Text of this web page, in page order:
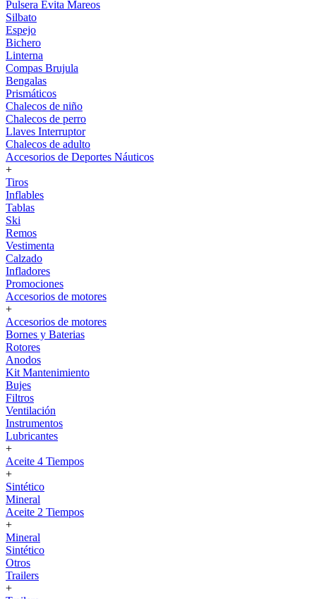
Pulsera Evita Mareos
Silbato
Espejo
Bichero
Linterna
Compas Brujula
Bengalas
Prismáticos
Chalecos de niño
Chalecos de perro
Llaves Interruptor
Chalecos de adulto
Accesorios de Deportes Náuticos
+
Tiros
Inflables
Tablas
Ski
Remos
Vestimenta
Calzado
Infladores
Promociones
Accesorios de motores
+
Accesorios de motores
Bornes y Baterias
Rotores
Anodos
Kit Mantenimiento
Bujes
Filtros
Ventilación
Instrumentos
Lubricantes
+
Aceite 4 Tiempos
+
Sintético
Mineral
Aceite 2 Tiempos
+
Mineral
Sintético
Otros
Trailers
+